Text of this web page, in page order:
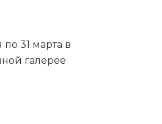
31 марта в
галерее